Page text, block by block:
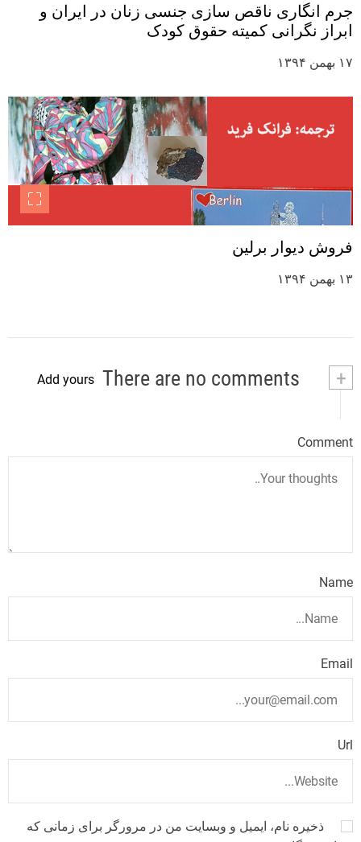
جرم انگاری ناقص سازی جنسی زنان در ایران و
ابراز نگرانی کمیته حقوق کودک
۱۷ بهمن ۱۳۹۴
فروش دیوار برلین
۱۳ بهمن ۱۳۹۴
+
Add yours
Comment
Name
Email
Url
ذخیره نام، ایمیل و وبسایت من در مرورگر برای زمانی که